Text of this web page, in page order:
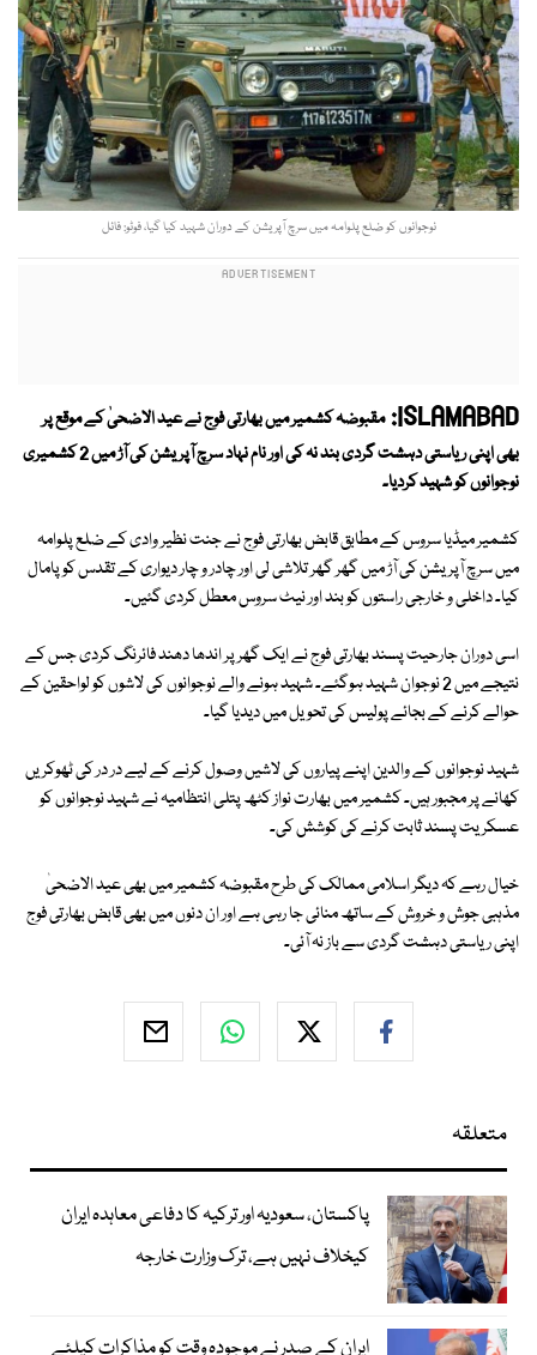
نوجوانوں کو ضلع پلوامہ میں سرچ آپریشن کے دوران شہید کیا گیا، فوٹو: فائل
ISLAMABAD: مقبوضہ کشمیر میں بھارتی فوج نے عید الاضحیٰ کے موقع پر
بھی اپنی ریاستی دہشت گردی بند نہ کی اور نام نہاد سرچ آپریشن کی آڑ میں 2 کشمیری
نوجوانوں کو شہید کردیا۔
کشمیر میڈیا سروس کے مطابق قابض بھارتی فوج نے جنت نظیر وادی کے ضلع پلوامہ
میں سرچ آپریشن کی آڑ میں گھر گھر تلاشی لی اور چادر و چار دیواری کے تقدس کو پامال
کیا۔ داخلی و خارجی راستوں کو بند اور نیٹ سروس معطل کردی گئیں۔
اسی دوران جارحیت پسند بھارتی فوج نے ایک گھر پر اندھا دھند فائرنگ کردی جس کے
نتیجے میں 2 نوجوان شہید ہوگئے۔ شہید ہونے والے نوجوانوں کی لاشوں کو لواحقین کے
حوالے کرنے کے بجائے پولیس کی تحویل میں دیدیا گیا۔
شہید نوجوانوں کے والدین اپنے پیاروں کی لاشیں وصول کرنے کے لیے در در کی ٹھوکریں
کھانے پر مجبور ہیں۔ کشمیر میں بھارت نواز کٹھ پتلی انتظامیہ نے شہید نوجوانوں کو
عسکریت پسند ثابت کرنے کی کوشش کی۔
خیال رہے کہ دیگر اسلامی ممالک کی طرح مقبوضہ کشمیر میں بھی عید الاضحیٰ
مذہبی جوش و خروش کے ساتھ منائی جا رہی ہے اور ان دنوں میں بھی قابض بھارتی فوج
اپنی ریاستی دہشت گردی سے باز نہ آئی۔
متعلقہ
پاکستان، سعودیہ اور ترکیہ کا دفاعی معاہدہ ایران
کیخلاف نہیں ہے، ترک وزارت خارجہ
ایران کے صدر نے موجودہ وقت کو مذاکرات کیلئے